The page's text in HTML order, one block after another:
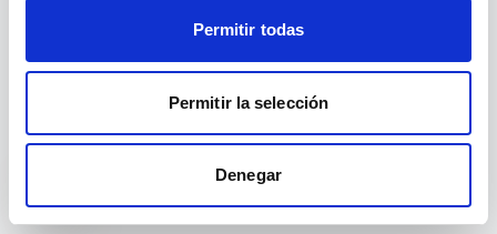
Permitir todas
Permitir la selección
Denegar